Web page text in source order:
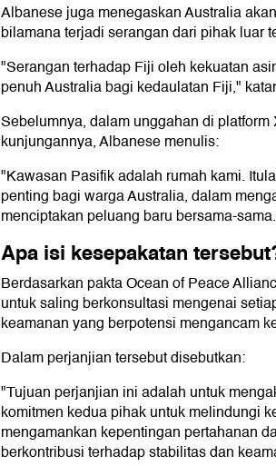
Albanese juga menegaskan Australia
bilamana terjadi serangan dari pihak luar
"Serangan terhadap Fiji oleh kekuatan
penuh Australia bagi kedaulatan Fiji,"
Sebelumnya, dalam unggahan di
kunjungannya, Albanese menulis:
"Kawasan Pasifik adalah rumah kami.
penting bagi warga Australia, dalam
menciptakan peluang baru bersama-
Apa isi kesepakatan
Berdasarkan pakta Ocean of Peace
untuk saling berkonsultasi mengenai
keamanan yang berpotensi mengancam
Dalam perjanjian tersebut disebutkan:
"Tujuan perjanjian ini adalah untuk
komitmen kedua pihak untuk melindungi
mengamankan kepentingan pertahanan
berkontribusi terhadap stabilitas dan